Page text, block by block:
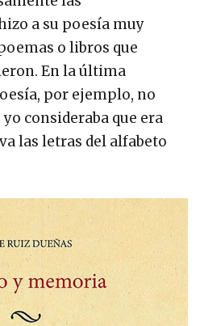
a su poesía muy
o libros que
En la última
por ejemplo, no
consideraba que era
las letras del alfabeto